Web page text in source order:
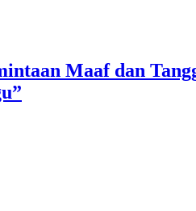
Maaf dan